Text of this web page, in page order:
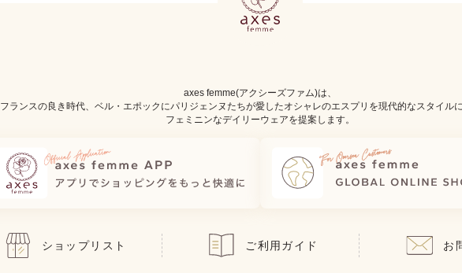
axes femme(アクシーズファム)は、
フランスの良き時代、ベル・エポックにパリジェンヌたちが愛したオシャレのエスプリを現代的なスタイルに
フェミニンなデイリーウェアを提案します。
ショップリスト ご利用ガイド お